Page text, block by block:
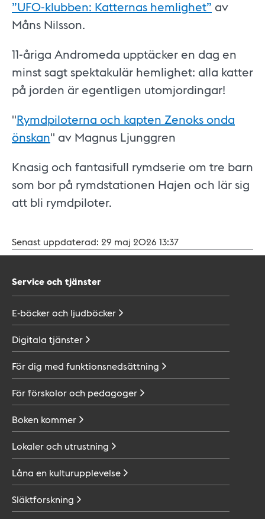
”UFO-klubben: Katternas hemlighet” av
Måns Nilsson.
11-åriga Andromeda upptäcker en dag en
minst sagt spektakulär hemlighet: alla katter
på jorden är egentligen utomjordingar!
"Rymdpiloterna och kapten Zenoks onda
önskan" av Magnus Ljunggren
Knasig och fantasifull rymdserie om tre barn
som bor på rymdstationen Hajen och lär sig
att bli rymdpiloter.
Senast uppdaterad: 29 maj 2026 13:37
Service och tjänster
E-böcker och ljudböcker
Digitala tjänster
För dig med funktionsnedsättning
För förskolor och pedagoger
Boken kommer
Lokaler och utrustning
Låna en kulturupplevelse
Släktforskning